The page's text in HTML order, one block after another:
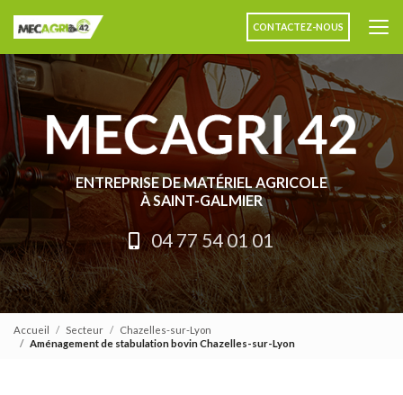
contenu
principal
CONTACTEZ-NOUS
ENTREPRISE DE MATÉRIEL AGRICOLE
À SAINT-GALMIER
04 77 54 01 01
Accueil Secteur
Chazelles-sur-Lyon
Aménagement de stabulation bovin Chazelles-sur-Lyon